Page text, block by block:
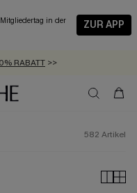
in der
ZUR APP
ARTIKEL >>
ERHALTEN
AB 89 €
582 Artikel